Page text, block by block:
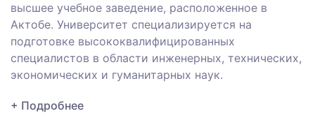
высшее учебное заведение, расположенное в
Актобе. Университет специализируется на
подготовке высококвалифицированных
специалистов в области инженерных, технических,
экономических и гуманитарных наук.
+ Подробнее